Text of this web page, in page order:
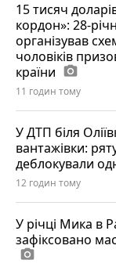
15 тисяч
кордон»: 28-
організував
чоловіків
країни photo_camera
11 годин тому
У ДТП біля
вантажівки:
деблокували
12 годин тому
У річці Мика в
зафіксовано
photo_camera